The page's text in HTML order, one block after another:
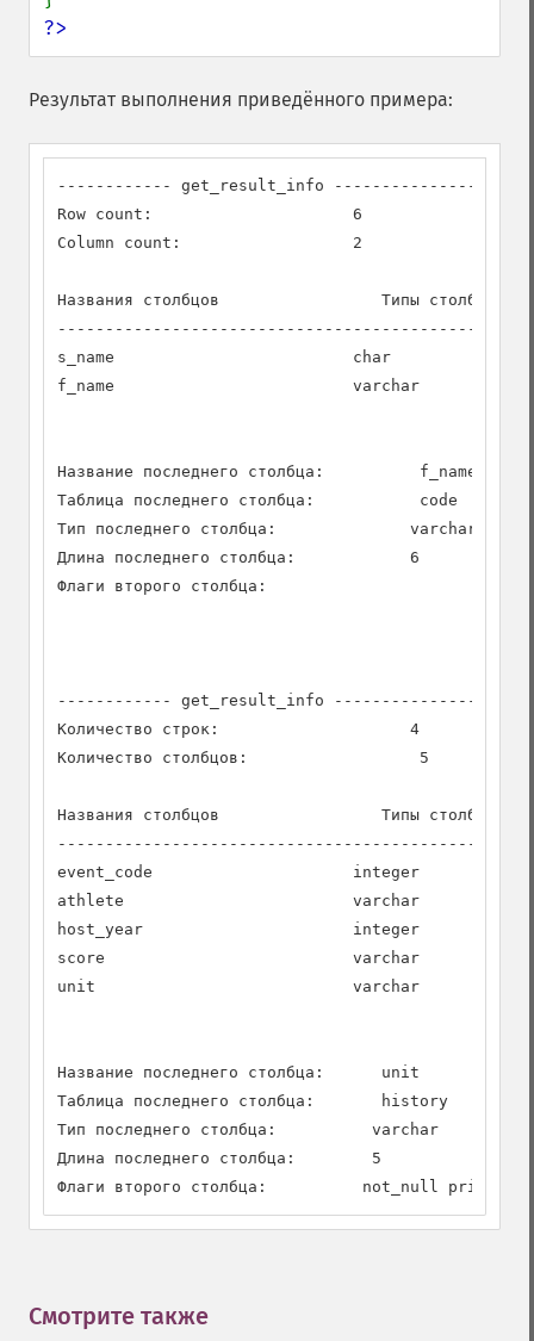
?>
Результат выполнения приведённого примера:
------------ get_result_info --------------------
Row count:                     6
Column count:                  2
Названия столбцов                 Типы
s_name                         char
f_name                         varchar
Название последнего столбца:          f_name
Таблица последнего столбца:           code
Тип последнего столбца:              varchar
Длина последнего столбца:            6
Флаги второго столбца:
------------ get_result_info --------------------
Количество строк:                    4
Количество столбцов:                  5
Названия столбцов                 Типы
event_code                     integer
athlete                        varchar
host_year                      integer
score                          varchar
unit                           varchar
Название последнего столбца:      unit
Таблица последнего столбца:       history
Тип последнего столбца:          varchar
Длина последнего столбца:        5
Флаги второго столбца:          not_null
Смотрите также